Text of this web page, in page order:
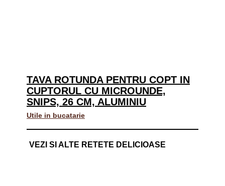
TAVA ROTUNDA PENTRU COPT IN
CUPTORUL CU MICROUNDE,
SNIPS, 26 CM, ALUMINIU
Utile in bucatarie
VEZI SI ALTE RETETE DELICIOASE